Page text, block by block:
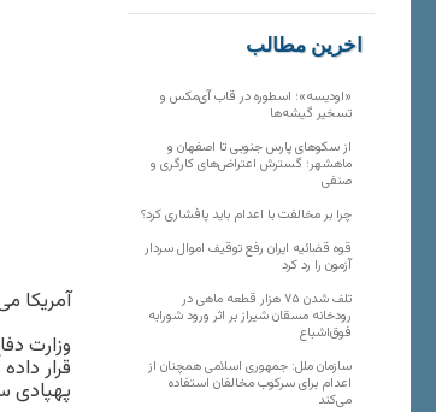
آمریکا
وزارت
پهپادی
آخرین مطالب
«اودیسه»؛ اسطوره در قاب آی‌مکس و
تسخیر گیشه‌ها
از سکوهای پارس جنوبی تا اصفهان و
ماهشهر؛ گسترش اعتراض‌های کارگری و
صنفی
چرا بر مخالفت با اعدام باید پافشاری کرد؟
قوه قضائیه ایران رفع توقیف اموال سردار
آزمون را رد کرد
تلف شدن ۷۵ هزار قطعه ماهی در
رودخانه مسقان شیراز بر اثر ورود شورابه
فوق‌اشباع
سازمان ملل: جمهوری اسلامی همچنان از
اعدام برای سرکوب مخالفان استفاده
می‌کند